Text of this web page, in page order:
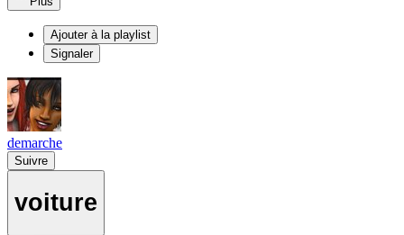
Ajouter à la playlist
Signaler
demarche
Suivre
voiture